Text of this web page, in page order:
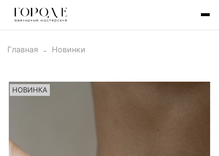
Главная Новинки
НОВИНКА